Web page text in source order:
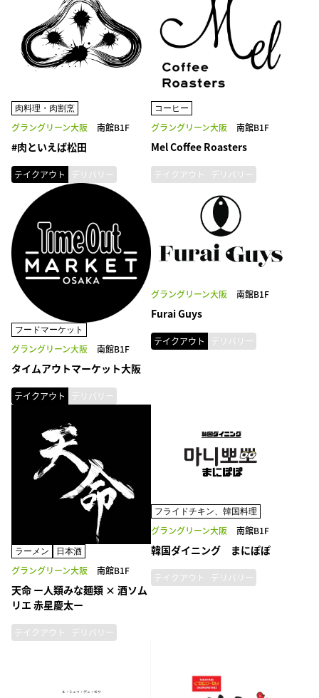
肉料理・肉割烹
グラングリーン大阪 南館B1F
#肉といえば松田
テイクアウト デリバリー
コーヒー
グラングリーン大阪 南館B1F
Mel Coffee Roasters
テイクアウト デリバリー
フードマーケット
グラングリーン大阪 南館B1F
タイムアウトマーケット大阪
テイクアウト デリバリー
グラングリーン大阪 南館B1F
Furai Guys
テイクアウト デリバリー
ラーメン 日本酒
グラングリーン大阪 南館B1F
天命 ー人類みな麺類 × 酒ソム
リエ 赤星慶太ー
テイクアウト デリバリー
フライドチキン、韓国料理
グラングリーン大阪 南館B1F
韓国ダイニング まにぽぽ
テイクアウト デリバリー